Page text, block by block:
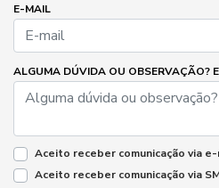
E-MAIL
ALGUMA DÚVIDA OU OBSERVAÇÃO?
Aceito receber comunicação via
Aceito receber comunicação via